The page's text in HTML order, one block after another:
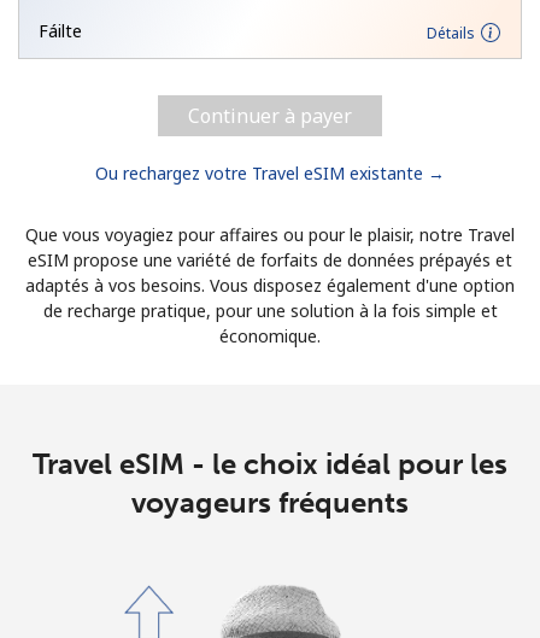
Fáilte
Détails
Continuer à payer
Ou rechargez votre Travel eSIM existante →
Que vous voyagiez pour affaires ou pour le plaisir, notre Travel
eSIM propose une variété de forfaits de données prépayés et
adaptés à vos besoins. Vous disposez également d'une option
de recharge pratique, pour une solution à la fois simple et
économique.
Travel eSIM - le choix idéal pour les
voyageurs fréquents